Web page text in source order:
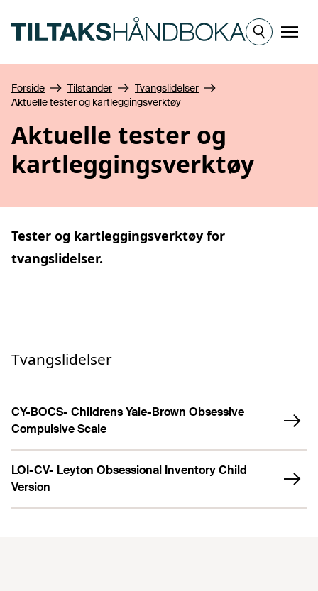
Meny
Forside Tilstander
Tvangslidelser
Aktuelle tester og kartleggingsverktøy
Aktuelle tester og
kartleggingsverktøy
Tester og kartleggingsverktøy for
tvangslidelser.
Tvangslidelser
CY-BOCS- Childrens Yale-Brown Obsessive
Compulsive Scale
LOI-CV- Leyton Obsessional Inventory Child
Version